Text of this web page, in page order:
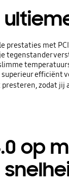
prestaties met
tegenstander
efficiënt
zodat jij
op